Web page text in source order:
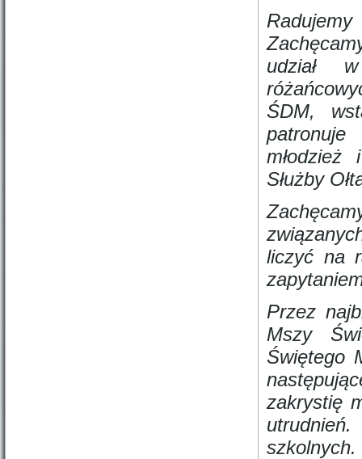
udział
ŚDM,
Służby
liczyć na
Przez
Mszy
Świętego
zakrystię
szkolnych.